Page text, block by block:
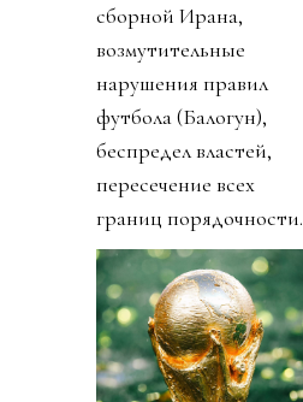
сборной Ирана,
возмутительные
нарушения правил
футбола (Балогун),
беспредел властей,
пересечение всех
границ порядочности.